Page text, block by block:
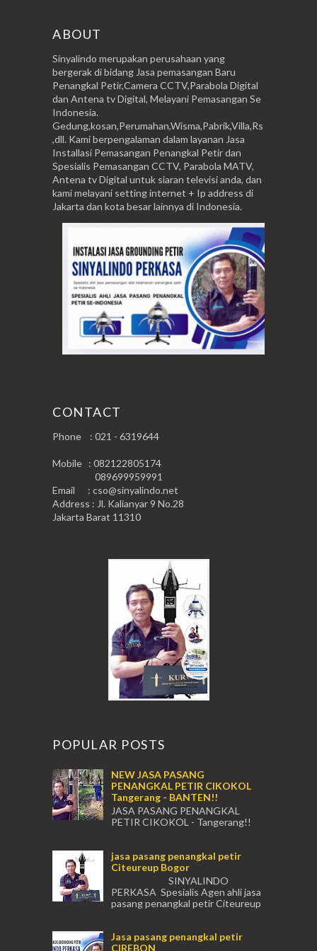
ABOUT
Sinyalindo merupakan perusahaan yang
bergerak di bidang Jasa pemasangan Baru
Penangkal Petir,Camera CCTV,Parabola Digital
dan Antena tv Digital, Melayani Pemasangan Se
Indonesia.
Gedung,kosan,Perumahan,Wisma,Pabrik,Villa,Rs
,dll. Kami berpengalaman dalam layanan Jasa
Installasi Pemasangan Penangkal Petir dan
Spesialis Pemasangan CCTV, Parabola MATV,
Antena tv Digital untuk siaran televisi anda, dan
kami melayani setting internet + Ip address di
Jakarta dan kota besar lainnya di Indonesia.
CONTACT
Phone : 021 - 6319644
Mobile : 082122805174
089699959991
Email : cso@sinyalindo.net
Address : Jl. Kalianyar 9 No.28
Jakarta Barat 11310
POPULAR POSTS
NEW JASA PASANG
PENANGKAL PETIR CIKOKOL
Tangerang - BANTEN!!
JASA PASANG PENANGKAL
PETIR CIKOKOL - Tangerang!!
CIKOKOL TANGERANG ...
jasa pasang penangkal petir
Citeureup Bogor
SINYALINDO
PERKASA Spesialis Agen ahli jasa
pasang penangkal petir Citeureup
Jasa pasang penangkal petir
CIREBON